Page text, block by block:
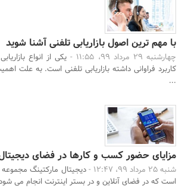
با مهم ترین اصول بازاریابی تلفنی آشنا شوید
چهارشنبه 29 مرداد 99، 11:55 -
یکی از انواع
کاربرد فراوانی داشته بازاریابی تلفنی است. به علت
...
مزایای حضور کسب و کارها در فضای
شنبه 25 مرداد 99، 12:47 -
دیجیتال مارکتینگ مجموعه
است که در فضای آنلاین و در بستر اینترنت انجام می